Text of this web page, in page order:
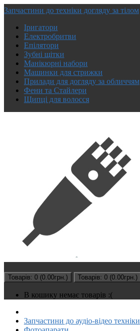
Запчастини до техніки догляду за тілом
Іригатори
Електробритви
Епілятори
Зубні щітки
Манікюрні набори
Машинки для стрижки
Прилади для догляду за обличчям
Фени та Стайлери
Щипці для волосся
Товарів: 0 (0.00грн.) Товарів: 0 (0.00грн.)
В кошику немає товарів :(
Запчастини до аудіо-відео техніки